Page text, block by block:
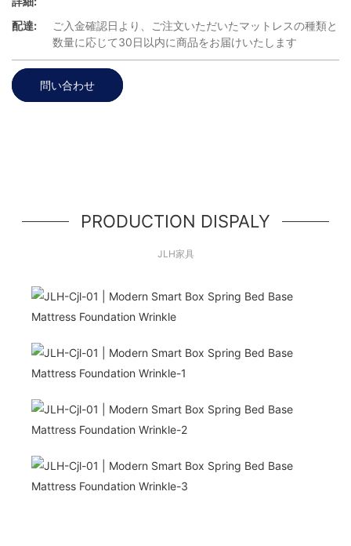
配達:
ご入金確認日より、ご注文いただいたマットレスの種類と
数量に応じて30日以内に商品をお届けいたします
問い合わせ
PRODUCTION DISPALY
JLH家具
こんにちは世界！